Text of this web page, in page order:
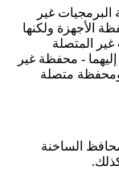
غير
الأجهزة ولكنها
المتصلة
- محفظة غير
ومحفظة متصلة
الساخنة